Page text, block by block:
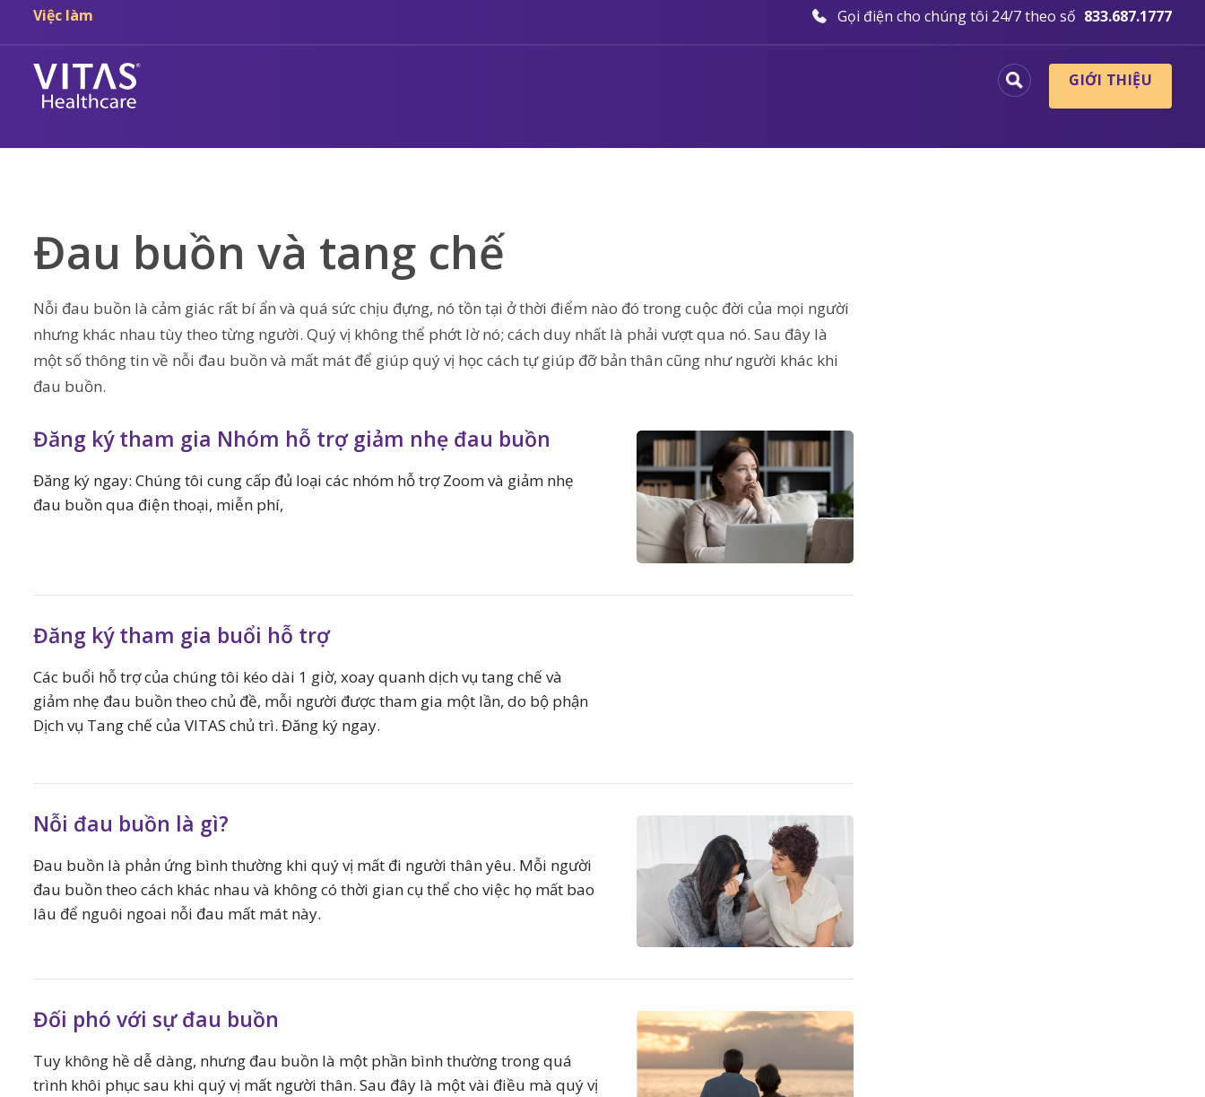
Chuyển đến nội dung chính
Chuyển đến điều hướng
Việc làm Gọi điện cho chúng tôi 24/7 theo số 833.687.1777
GIỚI THIỆU
Đau buồn và tang chế
Nỗi đau buồn là cảm giác rất bí ẩn và quá sức chịu đựng, nó tồn tại ở thời điểm nào đó trong cuộc đời của mọi người
nhưng khác nhau tùy theo từng người. Quý vị không thể phớt lờ nó; cách duy nhất là phải vượt qua nó. Sau đây là
một số thông tin về nỗi đau buồn và mất mát để giúp quý vị học cách tự giúp đỡ bản thân cũng như người khác khi
đau buồn.
Đăng ký tham gia Nhóm hỗ trợ giảm nhẹ đau buồn
Đăng ký ngay: Chúng tôi cung cấp đủ loại các nhóm hỗ trợ Zoom và giảm nhẹ
đau buồn qua điện thoại, miễn phí,
Đăng ký tham gia buổi hỗ trợ
Các buổi hỗ trợ của chúng tôi kéo dài 1 giờ, xoay quanh dịch vụ tang chế và
giảm nhẹ đau buồn theo chủ đề, mỗi người được tham gia một lần, do bộ phận
Dịch vụ Tang chế của VITAS chủ trì. Đăng ký ngay.
Nỗi đau buồn là gì?
Đau buồn là phản ứng bình thường khi quý vị mất đi người thân yêu. Mỗi người
đau buồn theo cách khác nhau và không có thời gian cụ thể cho việc họ mất bao
lâu để nguôi ngoai nỗi đau mất mát này.
Đối phó với sự đau buồn
Tuy không hề dễ dàng, nhưng đau buồn là một phần bình thường trong quá
trình khôi phục sau khi quý vị mất người thân. Sau đây là một vài điều mà quý vị